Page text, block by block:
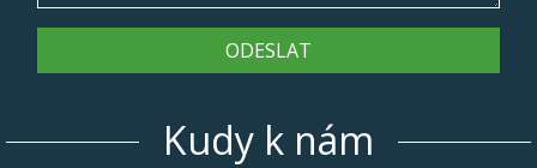
ODESLAT
Kudy k nám